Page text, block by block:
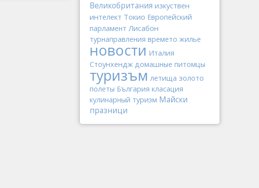
Великобритания изкуствен
интелект Токио Европейский
парламент Лисабон
турнаправления времето жилье
новости Италия
Стоунхендж домашные питомцы
туризъм летища золото
полеты България класация
кулинарный туризм Майски
празници